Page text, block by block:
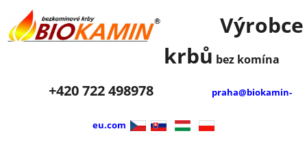
Výrobce
krbů bez komína
+420722 498978 praha@biokamin-
eu.com